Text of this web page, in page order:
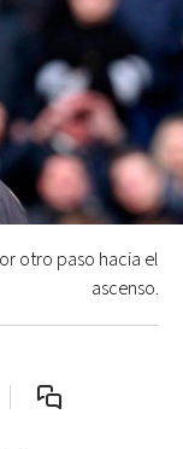
otro paso hacia el
ascenso.